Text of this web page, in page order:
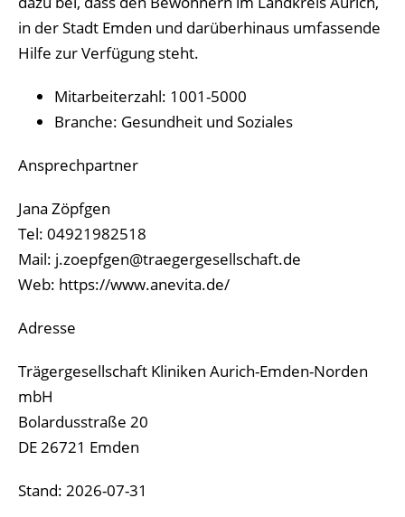
in der Stadt Emden und darüberhinaus umfassende
Hilfe zur Verfügung steht.
Mitarbeiterzahl: 1001-5000
Branche: Gesundheit und Soziales
Ansprechpartner
Jana Zöpfgen
Tel: 04921982518
Mail: j.zoepfgen@traegergesellschaft.de
Web: https://www.anevita.de/
Adresse
Trägergesellschaft Kliniken Aurich-Emden-Norden
mbH
Bolardusstraße 20
DE 26721 Emden
Stand: 2026-07-31